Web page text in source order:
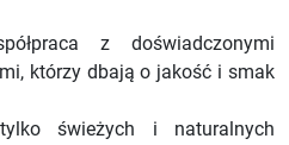
z doświadczonymi
którzy dbają o jakość i smak
świeżych i naturalnych